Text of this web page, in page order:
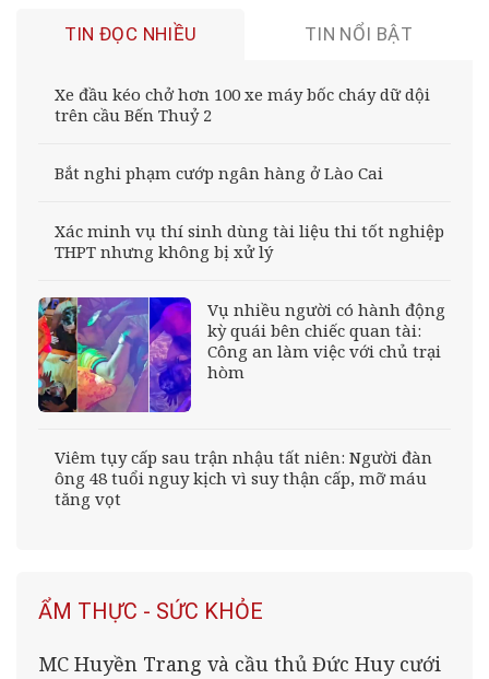
TIN ĐỌC NHIỀU TIN NỔI BẬT
Xe đầu kéo chở hơn 100 xe máy bốc cháy dữ dội
trên cầu Bến Thuỷ 2
Bắt nghi phạm cướp ngân hàng ở Lào Cai
Xác minh vụ thí sinh dùng tài liệu thi tốt nghiệp
THPT nhưng không bị xử lý
Vụ nhiều người có hành động
kỳ quái bên chiếc quan tài:
Công an làm việc với chủ trại
hòm
Viêm tụy cấp sau trận nhậu tất niên: Người đàn
ông 48 tuổi nguy kịch vì suy thận cấp, mỡ máu
tăng vọt
ẨM THỰC - SỨC KHỎE
MC Huyền Trang và cầu thủ Đức Huy cưới